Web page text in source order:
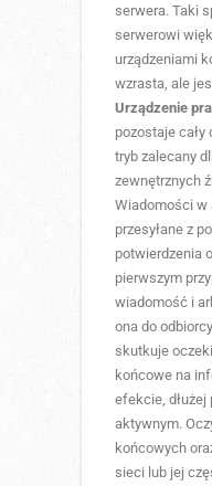
serwera. Taki
serwerowi
urządzeniami
wzrasta, ale
Urządzenie
pozostaje cały
tryb zalecany
zewnętrznych
Wiadomości w
przesyłane z
potwierdzenia
pierwszym
wiadomość i
ona do
skutkuje
końcowe na
efekcie, dłużej
aktywnym.
końcowych
sieci lub jej